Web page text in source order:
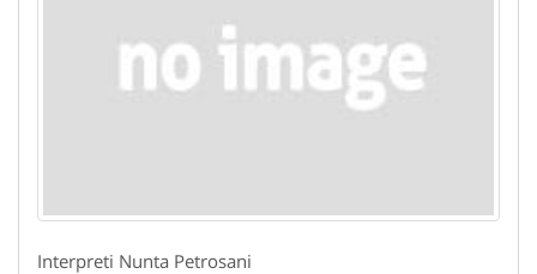
Interpreti Nunta Petrosani